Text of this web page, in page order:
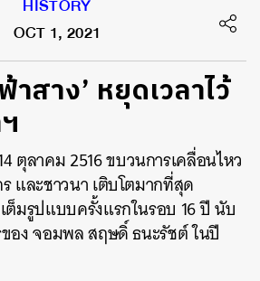
HISTORY
OCT 1, 2021
าสาง’ หยุดเวลาไว้
ตุลาคม 2516 ขบวนการเคลื่อนไหว
และชาวนา เติบโตมากที่สุด
ต็มรูปแบบครั้งแรกในรอบ 16 ปี นับ
อง จอมพล สฤษดิ์ ธนะรัชต์ ในปี